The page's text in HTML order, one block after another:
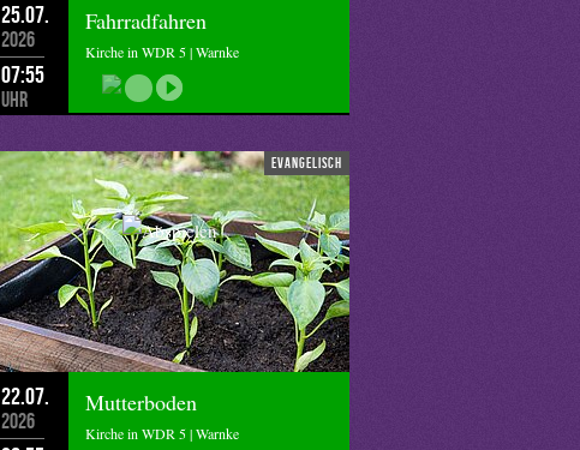
25.07.
2026
07:55
Uhr
Fahrradfahren
Kirche in WDR 5 | Warnke
evangelisch
22.07.
2026
Mutterboden
Kirche in WDR 5 | Warnke